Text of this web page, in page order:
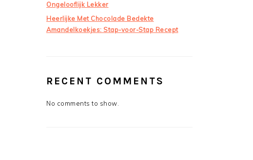
Ongelooflijk Lekker
Heerlijke Met Chocolade Bedekte
Amandelkoekjes: Stap-voor-Stap Recept
RECENT COMMENTS
No comments to show.